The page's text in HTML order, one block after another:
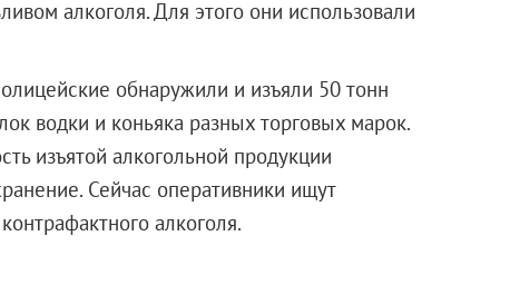
алкоголя. Для этого они использовали
обнаружили и изъяли 50 тонн
водки и коньяка разных торговых марок.
изъятой алкогольной продукции
Сейчас оперативники ищут
контрафактного алкоголя.